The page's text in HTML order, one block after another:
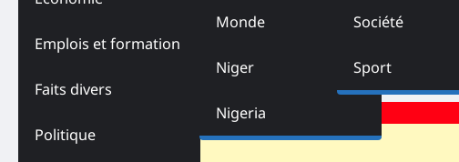
Emplois et formation
Faits divers
Politique
Monde
Niger
Nigeria
Société
Sport